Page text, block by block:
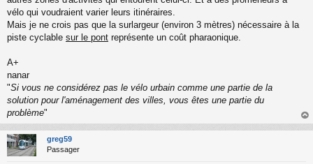
u
vélo qui voudraient varier leurs itinéraires.
Mais je ne crois pas que la surlargeur (environ 3 mètres) nécessaire à la
piste cyclable sur le pont représente un coût pharaonique.
A+
nanar
"Si vous ne considérez pas le vélo urbain comme une partie de la
solution pour l'aménagement des villes, vous êtes une partie du
problème"
au
greg59
Passager